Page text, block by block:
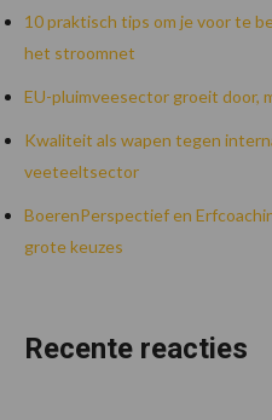
10 praktisch tips om je voor te
het stroomnet
EU-pluimveesector groeit door,
Kwaliteit als wapen tegen
veeteeltsector
BoerenPerspectief en
grote keuzes
Recente reacties